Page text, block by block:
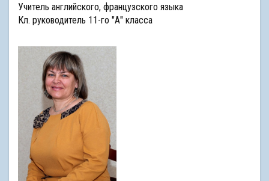
Учитель английского, французского языка
Кл. руководитель 11-го "А" класса